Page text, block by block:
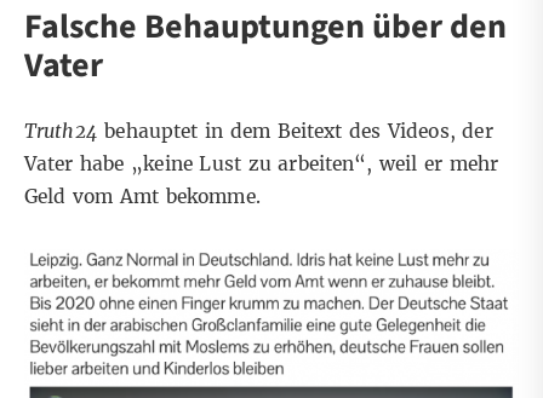
Falsche Behauptungen über den
Vater
Truth24 behauptet in dem Beitext des Videos, der
Vater habe „keine Lust zu arbeiten“, weil er mehr
Geld vom Amt bekomme.